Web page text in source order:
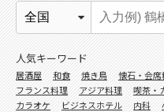
人気キーワード
居酒屋 和食 焼き鳥 懐石・会席
フランス料理
アジア料理 喫茶・
カラオケ
ビジネスホテル 内科